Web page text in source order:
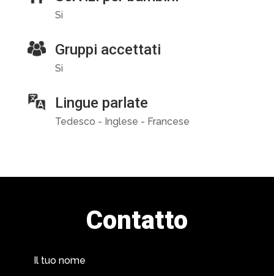
Si
Gruppi accettati
Si
Lingue parlate
Tedesco - Inglese - Francese
Contatto
Il tuo nome